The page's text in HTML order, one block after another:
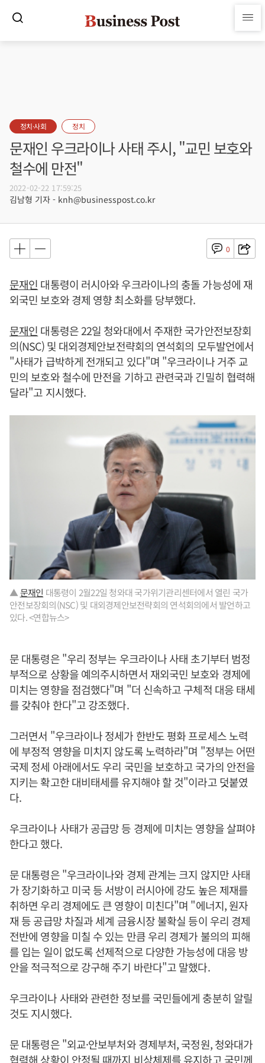
정치·사회 정치
문재인 우크라이나 사태 주시, "교민 보호와
철수에 만전"
2022-02-22 17:59:25
김남형 기자 - knh@businesspost.co.kr
0
문재인 대통령이 러시아와 우크라이나의 충돌 가능성에 재
외국민 보호와 경제 영향 최소화를 당부했다.
문재인 대통령은 22일 청와대에서 주재한 국가안전보장회
의(NSC) 및 대외경제안보전략회의 연석회의 모두발언에서
"사태가 급박하게 전개되고 있다"며 "우크라이나 거주 교
민의 보호와 철수에 만전을 기하고 관련국과 긴밀히 협력해
달라"고 지시했다.
▲문재인 대통령이 2월22일 청와대 국가위기관리센터에서 열린 국가
안전보장회의(NSC) 및 대외경제안보전략회의 연석회의에서 발언하고
있다. <연합뉴스>
문 대통령은 "우리 정부는 우크라이나 사태 초기부터 범정
부적으로 상황을 예의주시하면서 재외국민 보호와 경제에
미치는 영향을 점검했다"며 "더 신속하고 구체적 대응 태세
를 갖춰야 한다"고 강조했다.
그러면서 "우크라이나 정세가 한반도 평화 프로세스 노력
에 부정적 영향을 미치지 않도록 노력하라"며 "정부는 어떤
국제 정세 아래에서도 우리 국민을 보호하고 국가의 안전을
지키는 확고한 대비태세를 유지해야 할 것"이라고 덧붙였
다.
우크라이나 사태가 공급망 등 경제에 미치는 영향을 살펴야
한다고 했다.
문 대통령은 "우크라이나와 경제 관계는 크지 않지만 사태
가 장기화하고 미국 등 서방이 러시아에 강도 높은 제재를
취하면 우리 경제에도 큰 영향이 미친다"며 "에너지, 원자
재 등 공급망 차질과 세계 금융시장 불확실 등이 우리 경제
전반에 영향을 미칠 수 있는 만큼 우리 경제가 불의의 피해
를 입는 일이 없도록 선제적으로 다양한 가능성에 대응 방
안을 적극적으로 강구해 주기 바란다"고 말했다.
우크라이나 사태와 관련한 정보를 국민들에게 충분히 알릴
것도 지시했다.
문 대통령은 "외교·안보부처와 경제부처, 국정원, 청와대가
협력해 상황이 안정될 때까지 비상체제를 유지하고 국민께